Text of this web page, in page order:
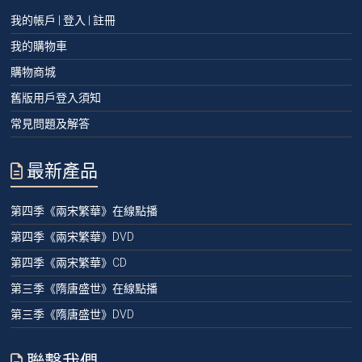
我的帳戶 | 登入 | 註冊
我的購物車
購物商城
舊版用戶登入須知
常見問題及解答
最新產品
第四季《兩宋繁華》在線點播
第四季《兩宋繁華》DVD
第四季《兩宋繁華》CD
第三季《隋唐盛世》在線點播
第三季《隋唐盛世》DVD